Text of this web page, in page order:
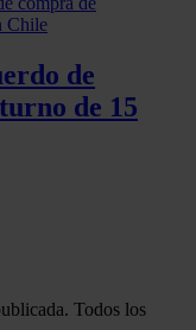
de
de 15
Todos los